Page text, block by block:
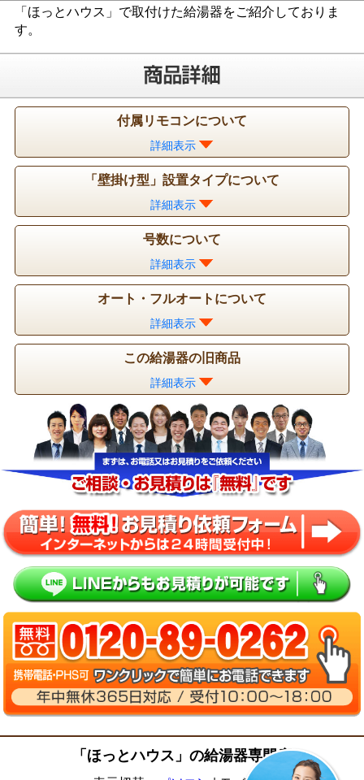
「ほっとハウス」で取付けた給湯器をご紹介しておりま
す。
付属リモコンについて
詳細表示
「壁掛け型」設置タイプについて
詳細表示
号数について
詳細表示
オート・フルオートについて
詳細表示
この給湯器の旧商品
詳細表示
「ほっとハウス」の給湯器専門店